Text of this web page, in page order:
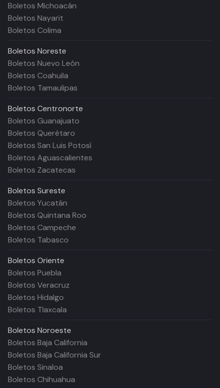
Boletos Michoacán
Boletos Nayarit
Boletos Colima
Boletos Noreste
Boletos Nuevo León
Boletos Coahuila
Boletos Tamaulipas
Boletos Centronorte
Boletos Guanajuato
Boletos Querétaro
Boletos San Luis Potosí
Boletos Aguascalientes
Boletos Zacatecas
Boletos Sureste
Boletos Yucatán
Boletos Quintana Roo
Boletos Campeche
Boletos Tabasco
Boletos Oriente
Boletos Puebla
Boletos Veracruz
Boletos Hidalgo
Boletos Tlaxcala
Boletos Noroeste
Boletos Baja California
Boletos Baja California Sur
Boletos Sinaloa
Boletos Chihuahua